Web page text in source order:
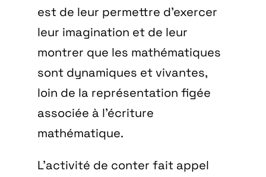
est de leur permettre d’exercer
leur imagination et de leur
montrer que les mathématiques
sont dynamiques et vivantes,
loin de la représentation figée
associée à l’écriture
mathématique.
L’activité de conter fait appel